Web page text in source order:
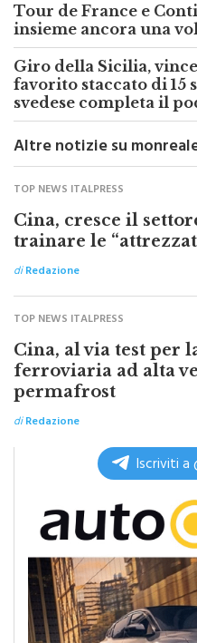
Tour de France e
insieme ancora una
Giro della Sicilia,
favorito staccato di 15
svedese completa il
Altre notizie su
TOP NEWS ITALPRESS
Cina, cresce il
trainare le
diRedazione
TOP NEWS ITALPRESS
Cina, al via test per
ferroviaria ad alta
permafrost
diRedazione
Iscriviti a